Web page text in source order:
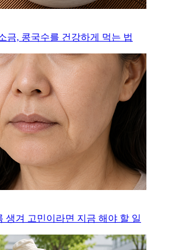
금, 콩국수를 건강하게 먹는 법
생겨 고민이라면 지금 해야 할 일